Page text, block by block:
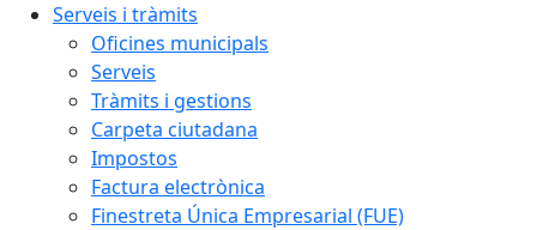
Serveis i tràmits
Oficines municipals
Serveis
Tràmits i gestions
Carpeta ciutadana
Impostos
Factura electrònica
Finestreta Única Empresarial (FUE)